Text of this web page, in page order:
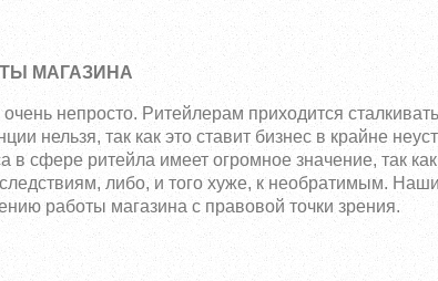
МАГАЗИНА
непросто. Ритейлерам приходится
нельзя, так как это ставит бизнес в крайне
в сфере ритейла имеет огромное значение, так
либо, и того хуже, к необратимым.
работы магазина с правовой точки зрения.